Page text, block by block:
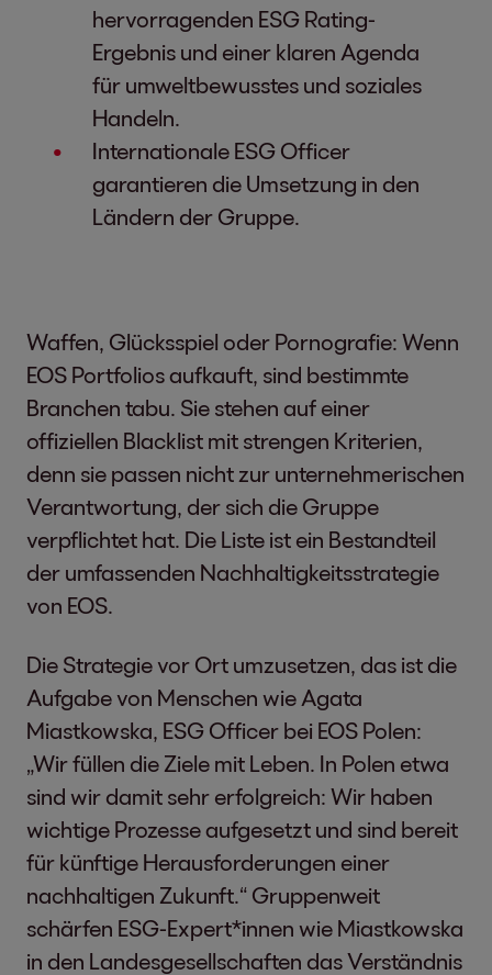
hervorragenden ESG Rating-
Ergebnis und einer klaren Agenda
für umweltbewusstes und soziales
Handeln.
Internationale ESG Officer
garantieren die Umsetzung in den
Ländern der Gruppe.
Waffen, Glücksspiel oder Pornografie: Wenn
EOS Portfolios aufkauft, sind bestimmte
Branchen tabu. Sie stehen auf einer
offiziellen Blacklist mit strengen Kriterien,
denn sie passen nicht zur unternehmerischen
Verantwortung, der sich die Gruppe
verpflichtet hat. Die Liste ist ein Bestandteil
der umfassenden Nachhaltigkeitsstrategie
von EOS.
Die Strategie vor Ort umzusetzen, das ist die
Aufgabe von Menschen wie Agata
Miastkowska, ESG Officer bei EOS Polen:
„Wir füllen die Ziele mit Leben. In Polen etwa
sind wir damit sehr erfolgreich: Wir haben
wichtige Prozesse aufgesetzt und sind bereit
für künftige Herausforderungen einer
nachhaltigen Zukunft.“ Gruppenweit
schärfen ESG-Expert*innen wie Miastkowska
in den Landesgesellschaften das Verständnis